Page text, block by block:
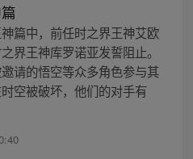
篇中，前任时之界王神艾欧
界王神库罗诺亚发誓阻止。
请的悟空等众多角色参与其
空被破坏，他们的对手有